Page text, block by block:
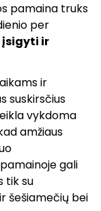
pamaina truks
per
įsigyti ir
ir
suskirsčius
vykdoma
amžiaus
gali
tik su
šešiamečių bei